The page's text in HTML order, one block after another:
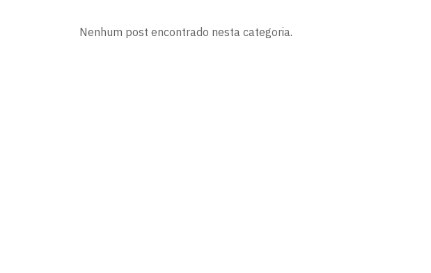
Nenhum post encontrado nesta categoria.